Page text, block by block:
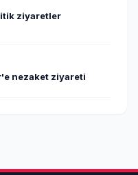
ziyaretler
nezaket ziyareti